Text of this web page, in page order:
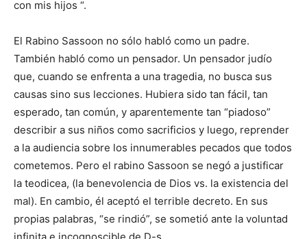
con mis hijos “.
El Rabino Sassoon no sólo habló como un padre.
También habló como un pensador. Un pensador judío
que, cuando se enfrenta a una tragedia, no busca sus
causas sino sus lecciones. Hubiera sido tan fácil, tan
esperado, tan común, y aparentemente tan “piadoso”
describir a sus niños como sacrificios y luego, reprender
a la audiencia sobre los innumerables pecados que todos
cometemos. Pero el rabino Sassoon se negó a justificar
la teodicea, (la benevolencia de Dios vs. la existencia del
mal). En cambio, él aceptó el terrible decreto. En sus
propias palabras, “se rindió”, se sometió ante la voluntad
infinita e incognoscible de D-s.